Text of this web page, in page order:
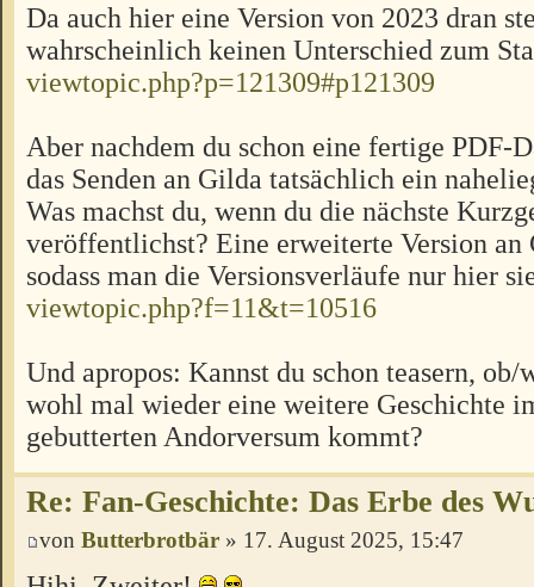
Da auch hier eine Version von 2023 dran
wahrscheinlich keinen Unterschied zum
viewtopic.php?p=121309#p121309
Aber nachdem du schon eine fertige PDF-
das Senden an Gilda tatsächlich ein
Was machst du, wenn du die nächste
veröffentlichst? Eine erweiterte Version an
sodass man die Versionsverläufe nur hier
viewtopic.php?f=11&t=10516
Und apropos: Kannst du schon teasern, ob/
wohl mal wieder eine weitere Geschichte
gebutterten Andorversum kommt?
Re: Fan-Geschichte: Das Erbe des
von Butterbrotbär » 17. August 2025, 15:47